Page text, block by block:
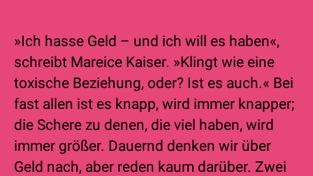
»Ich hasse Geld – und ich will es haben«,
schreibt Mareice Kaiser. »Klingt wie eine
toxische Beziehung, oder? Ist es auch.« Bei
fast allen ist es knapp, wird immer knapper;
die Schere zu denen, die viel haben, wird
immer größer. Dauernd denken wir über
Geld nach, aber reden kaum darüber. Zwei